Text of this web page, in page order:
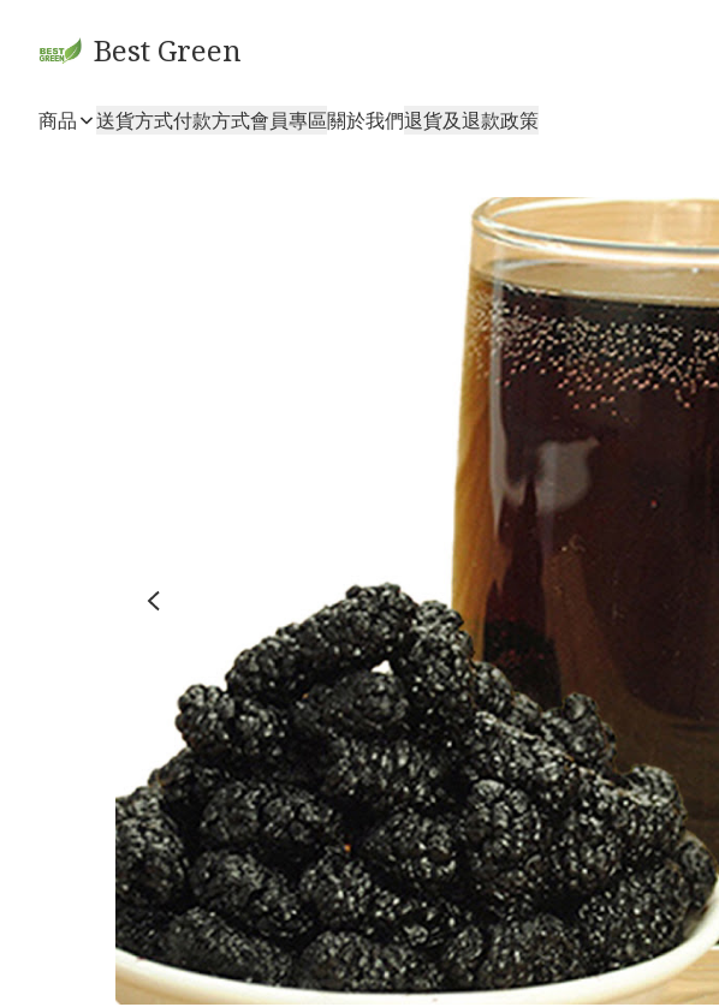
Best Green
商品 送貨方式付款方式會員專區關於我們退貨及退款政策